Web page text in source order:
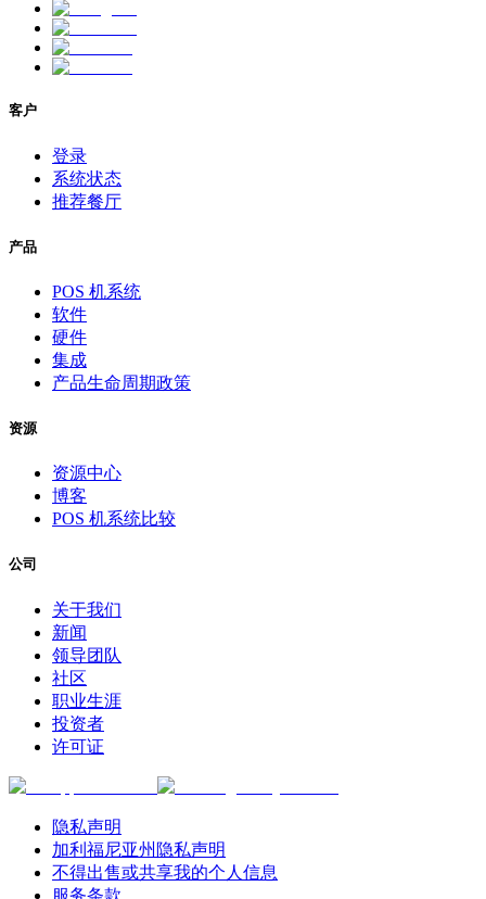
客户
登录
系统状态
推荐餐厅
产品
POS 机系统
软件
硬件
集成
产品生命周期政策
资源
资源中心
博客
POS 机系统比较
公司
关于我们
新闻
领导团队
社区
职业生涯
投资者
许可证
隐私声明
加利福尼亚州隐私声明
不得出售或共享我的个人信息
服务条款